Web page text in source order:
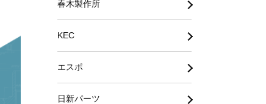
春木製作所
KEC
エスポ
日新パーツ